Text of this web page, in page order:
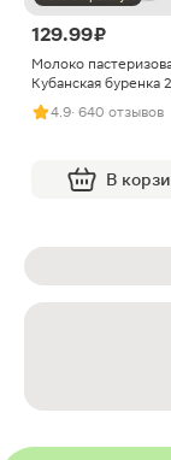
129.99 ₽
Молоко
Кубанская буренка
4.9· 640 отзывов
В